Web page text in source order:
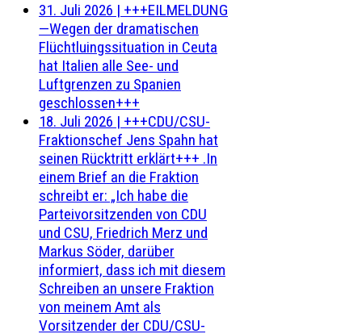
31. Juli 2026 | +++EILMELDUNG
—Wegen der dramatischen
Flüchtluingssituation in Ceuta
hat Italien alle See- und
Luftgrenzen zu Spanien
geschlossen+++
18. Juli 2026 | +++CDU/CSU-
Fraktionschef Jens Spahn hat
seinen Rücktritt erklärt+++ .In
einem Brief an die Fraktion
schreibt er: „Ich habe die
Parteivorsitzenden von CDU
und CSU, Friedrich Merz und
Markus Söder, darüber
informiert, dass ich mit diesem
Schreiben an unsere Fraktion
von meinem Amt als
Vorsitzender der CDU/CSU-